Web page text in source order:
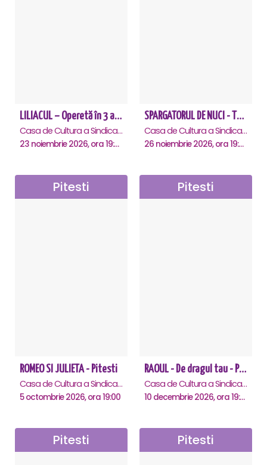
LILIACUL – Operetă în 3 acte - Pitesti
Casa de Cultura a Sindicatelor , Pitesti
23 noiembrie 2026, ora 19:00
SPARGATORUL DE NUCI - Turneu National - Pitesti
Casa de Cultura a Sindicatelor , Pitesti
26 noiembrie 2026, ora 19:00
Pitesti
ROMEO SI JULIETA - Pitesti
Casa de Cultura a Sindicatelor , Pitesti
5 octombrie 2026, ora 19:00
Pitesti
RAOUL - De dragul tau - Pitesti
Casa de Cultura a Sindicatelor , Pitesti
10 decembrie 2026, ora 19:00
Pitesti Pitesti